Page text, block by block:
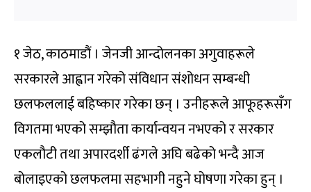
१ जेठ, काठमाडौं । जेनजी आन्दोलनका अगुवाहरूले
सरकारले आह्वान गरेको संविधान संशोधन सम्बन्धी
छलफललाई बहिष्कार गरेका छन् । उनीहरूले आफूहरूसँग
विगतमा भएको सम्झौता कार्यान्वयन नभएको र सरकार
एकलौटी तथा अपारदर्शी ढंगले अघि बढेको भन्दै आज
बोलाइएको छलफलमा सहभागी नहुने घोषणा गरेका हुन् ।